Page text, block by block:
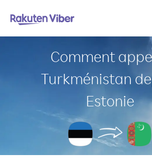
Comment
Turkménistan
Estonie